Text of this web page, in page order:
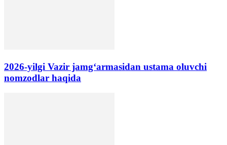
2026-yilgi Vazir jamgʻarmasidan ustama oluvchi
nomzodlar haqida